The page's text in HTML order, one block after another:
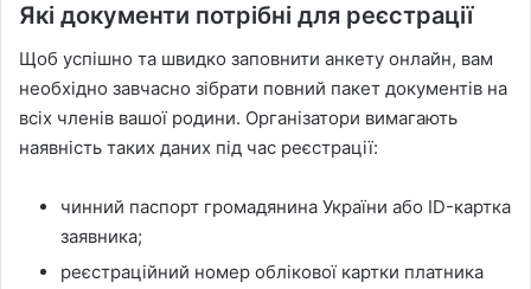
Які документи потрібні для реєстрації
Щоб успішно та швидко заповнити анкету онлайн, вам
необхідно завчасно зібрати повний пакет документів на
всіх членів вашої родини. Організатори вимагають
наявність таких даних під час реєстрації:
чинний паспорт громадянина України або ID-картка
заявника;
реєстраційний номер облікової картки платника